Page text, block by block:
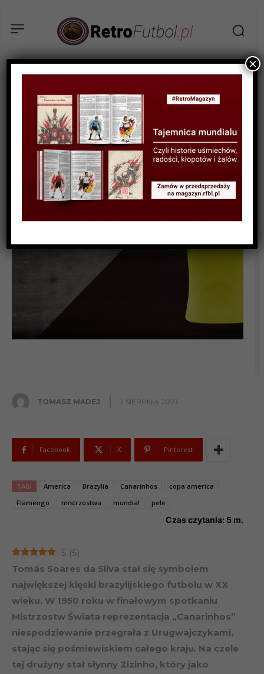
BIOGRAFIE PIŁKARZY
Zizinho – idol Pele
TOMASZ MADEJ 2 SIERPNIA 2023
Facebook X Pinterest
TAGI America Brazylia Canarinhos
copa america
Flamengo
mistrzostwa mundial pele
Czas czytania: 5 m.
5 (5)
Tomás Soares da Silva stał się symbolem
największej klęski brazylijskiego futbolu w XX
wieku. W 1950 roku w finałowym spotkaniu
Mistrzostw Świata reprezentacja „Canarinhos”
niespodziewanie przegrała z Urugwajczykami,
stając się pośmiewiskiem całego kraju. Na czele
tej drużyny stał słynny Zizinho, który jako
×